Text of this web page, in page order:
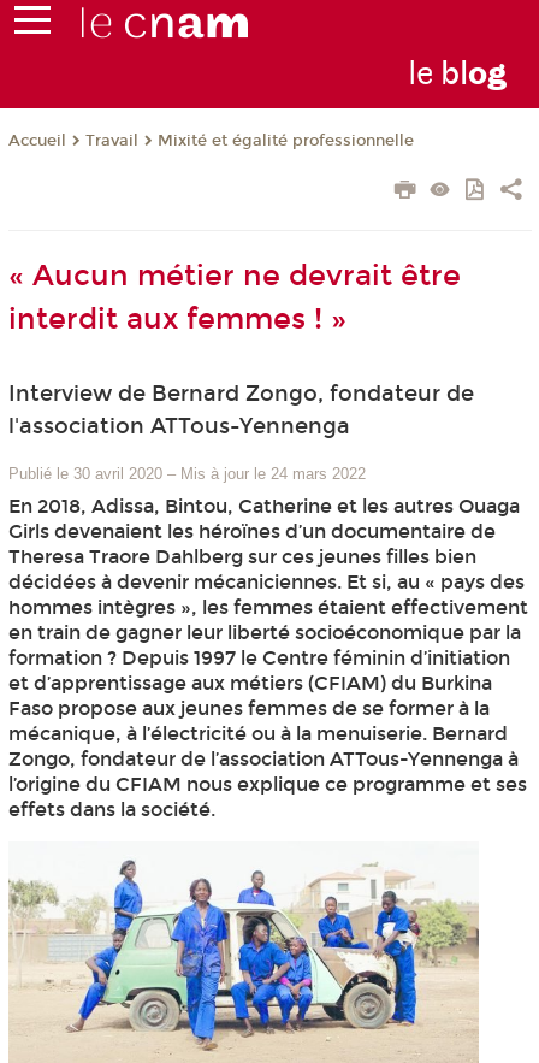
le blog
Accueil Travail Mixité et égalité professionnelle
« Aucun métier ne devrait être
interdit aux femmes ! »
Interview de Bernard Zongo, fondateur de
l'association ATTous-Yennenga
Publié le 30 avril 2020 – Mis à jour le 24 mars 2022
En 2018, Adissa, Bintou, Catherine et les autres Ouaga
Girls devenaient les héroïnes d’un documentaire de
Theresa Traore Dahlberg sur ces jeunes filles bien
décidées à devenir mécaniciennes. Et si, au « pays des
hommes intègres », les femmes étaient effectivement
en train de gagner leur liberté socioéconomique par la
formation ? Depuis 1997 le Centre féminin d’initiation
et d’apprentissage aux métiers (CFIAM) du Burkina
Faso propose aux jeunes femmes de se former à la
mécanique, à l’électricité ou à la menuiserie. Bernard
Zongo, fondateur de l’association ATTous-Yennenga à
l’origine du CFIAM nous explique ce programme et ses
effets dans la société.